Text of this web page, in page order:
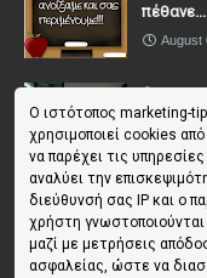
Ο ιστότοπος marketing-
χρησιμοποιεί cookies
να παρέχει τις
αναλύει την
διεύθυνσή σας IP και ο
χρήστη
μαζί με μετρήσεις
ασφαλείας, ώστε να
πέθανε...
August
July
To
Πώς να
χωρίς
July